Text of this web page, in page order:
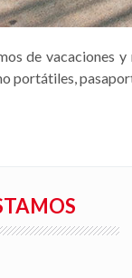
de vacaciones y
portátiles,